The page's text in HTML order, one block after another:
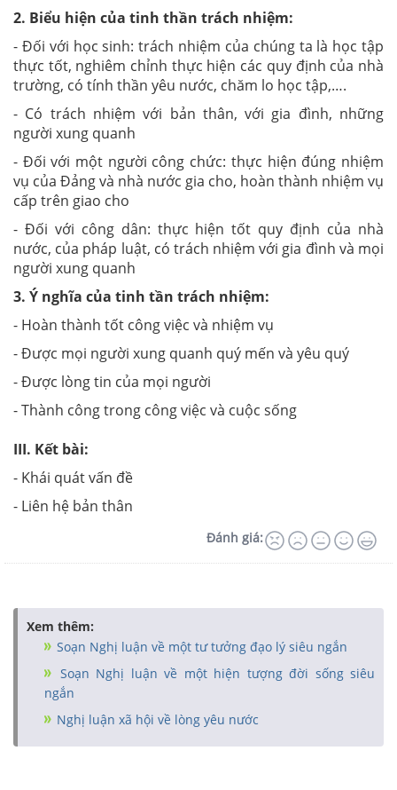
2. Biểu hiện của tinh thần trách nhiệm:
- Đối với học sinh: trách nhiệm của chúng ta là học tập
thực tốt, nghiêm chỉnh thực hiện các quy định của nhà
trường, có tính thần yêu nước, chăm lo học tập,….
- Có trách nhiệm với bản thân, với gia đình, những
người xung quanh
- Đối với một người công chức: thực hiện đúng nhiệm
vụ của Đảng và nhà nước gia cho, hoàn thành nhiệm vụ
cấp trên giao cho
- Đối với công dân: thực hiện tốt quy định của nhà
nước, của pháp luật, có trách nhiệm với gia đình và mọi
người xung quanh
3. Ý nghĩa của tinh tần trách nhiệm:
- Hoàn thành tốt công việc và nhiệm vụ
- Được mọi người xung quanh quý mến và yêu quý
- Được lòng tin của mọi người
- Thành công trong công việc và cuộc sống
III. Kết bài:
- Khái quát vấn đề
- Liên hệ bản thân
Đánh giá:
Xem thêm:
Soạn Nghị luận về một tư tưởng đạo lý siêu ngắn
Soạn Nghị luận về một hiện tượng đời sống siêu
ngắn
Nghị luận xã hội về lòng yêu nước